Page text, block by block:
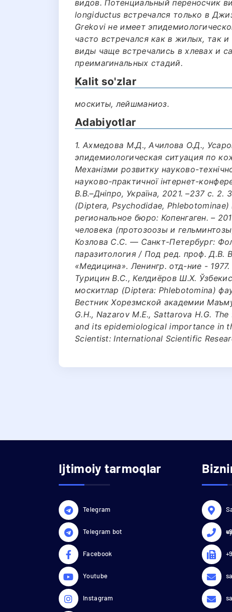
видов. Потенциальный переносчик
longiductus встречался только в
Grekovi не имеет
часто встречался как в жилых, так
виды чаще встречались в хлевах и
преимагинальных стадий.
Kalit so'zlar
москиты, лейшманиоз.
Adabiyotlar
1. Ахмедова М.Д., Ачилова О.Д.,
эпидемиологическая ситуация по
Механізми розвитку науково-
науково-практичної інтернет-
В.В.–Дніпро, Україна, 2021. –237 с.
(‎Diptera, Psychodidae,
региональное бюро: Копенгаген. –
человека (протозоозы и
Козлова С.С. — Санкт-Петербург:
паразитология / Под ред. проф. Д.В.
«Медицина». Ленингр. отд-ние -
Турицин В.С., Келдиёров Ш.Х.
москитлар (Diptera: Phlebotomina)
Вестник Хорезмской академии
G.H., Nazarov M.E., Sattarova H.G.
and its epidemiological importance in
Scientist: International Scientific
Ijtimoiy tarmoqlar
Telegram
Telegram bot
Facebook
Youtube
Instagram
uy